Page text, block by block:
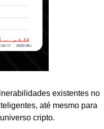
existentes no
até mesmo para
cripto.